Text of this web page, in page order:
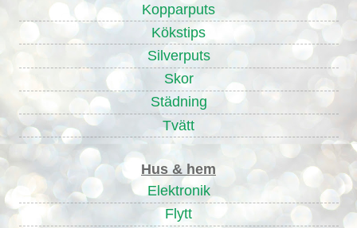
Kopparputs
Kökstips
Silverputs
Skor
Städning
Tvätt
Hus & hem
Elektronik
Flytt